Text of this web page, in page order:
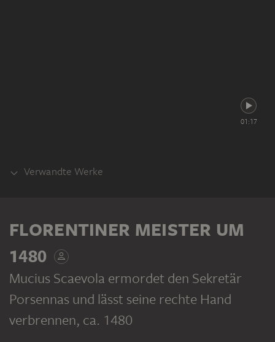
01:17
Verwandte Werke
Horatius Cocles verteidigt die Sublicische Brücke gegen Porsenna
FLORENTINER MEISTER UM
1480
Mucius Scaevola ermordet den Sekretär
Porsennas und lässt seine rechte Hand
verbrennen, ca. 1480